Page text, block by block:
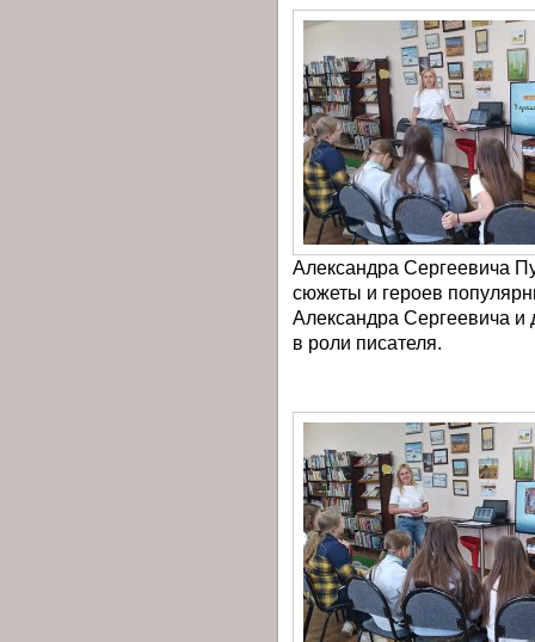
Александра Сергеевича
сюжеты и героев
Александра Сергеевича
в роли писателя.